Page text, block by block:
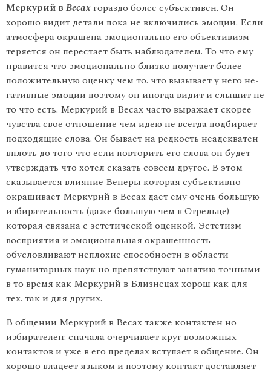
Меркурий в Весах гораздо более субъективен. Он
хорошо видит детали пока не включились эмоции. Если
атмосфера окрашена эмоционально его объективизм
теряется он перестает быть наблю­дателем. То что ему
нравится что эмоционально близко получает более
положительную оценку чем то. что вызывает у него не­
гативные эмоции поэтому он иногда видит и слышит не
то что есть. Меркурий в Весах часто выражает скорее
чувства свое отно­шение чем идею не всегда подбирает
подходящие слова. Он бывает на редкость неадекватен
вплоть до того что если повторить его слова он будет
утверждать что хотел сказать совсем другое. В этом
сказывается влияние Венеры которая субъективно
окрашивает Мер­курий в Весах дает ему очень большую
избирательность (даже боль­шую чем в Стрельце)
которая связана с эстетической оценкой. Эстетизм
восприятия и эмоциональная окрашенность
обусловлива­ют неплохие способности в области
гуманитарных наук но препят­ствуют занятию точными
в то время как Меркурий в Близнецах хорош как для
тех. так и для других.
В общении Меркурий в Весах также контактен но
избирателен: сначала очерчивает круг возможных
контактов и уже в его пределах вступает в общение. Он
хорошо владеет языком и поэтому контакт доставляет